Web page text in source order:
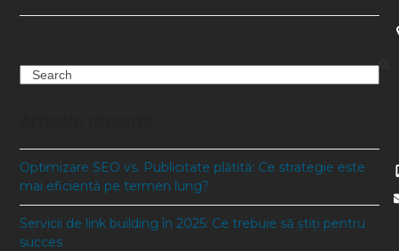
Search
Optimizare SEO vs. Publicitate plătită: Ce strategie este
mai eficientă pe termen lung?
Servicii de link building în 2025: Ce trebuie să știți pentru
succes